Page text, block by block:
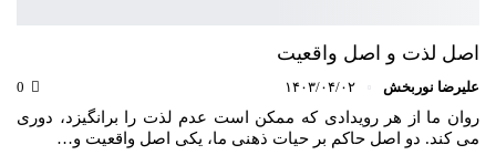
اصل لذت و اصل واقعیت
علیرضا نوربخش ۱۴۰۳/۰۴/۰۲
روان ما از هر رویدادی که ممکن است عدم لذت را برانگیزد، دوری
می کند. دو اصل حاکم بر حیات ذهنی ما، یکی اصل واقعیت و…